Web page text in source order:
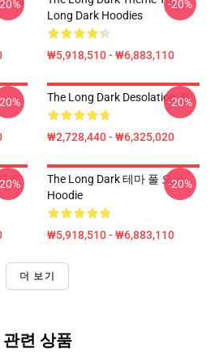
Long Dark Hoodies
₩5,918,510 - ₩6,883,110
-20%
The Long Dark Desolation 점
₩2,728,440 - ₩6,325,020
-20%
로
The Long Dark 테마 풀 오버
Hoodie
₩5,918,510 - ₩6,883,110
-20%
더 보기
관련 상품